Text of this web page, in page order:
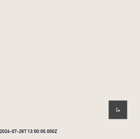
2026-07-28T13:00:00.000Z